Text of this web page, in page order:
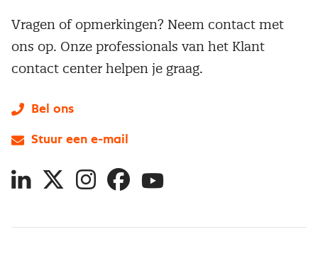
Vragen of opmerkingen? Neem contact met
ons op. Onze professionals van het Klant
contact center helpen je graag.
Bel ons
Stuur een e-mail
LinkedIn
X InstagramFacebookYouTube